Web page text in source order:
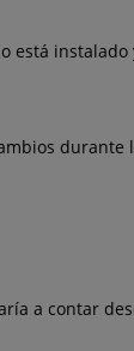
a contar